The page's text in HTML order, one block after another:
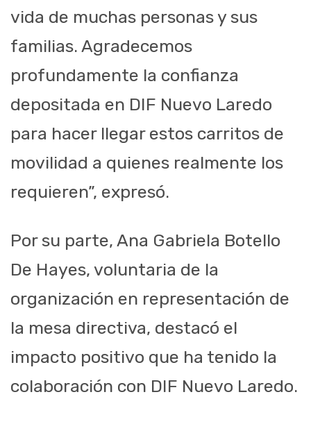
vida de muchas personas y sus
familias. Agradecemos
profundamente la confianza
depositada en DIF Nuevo Laredo
para hacer llegar estos carritos de
movilidad a quienes realmente los
requieren”, expresó.
Por su parte, Ana Gabriela Botello
De Hayes, voluntaria de la
organización en representación de
la mesa directiva, destacó el
impacto positivo que ha tenido la
colaboración con DIF Nuevo Laredo.